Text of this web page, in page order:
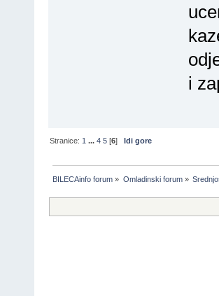
i
Stranice: 1 ...4 5 [6]Idi gore
BILECAinfo forum » Omladinski forum»